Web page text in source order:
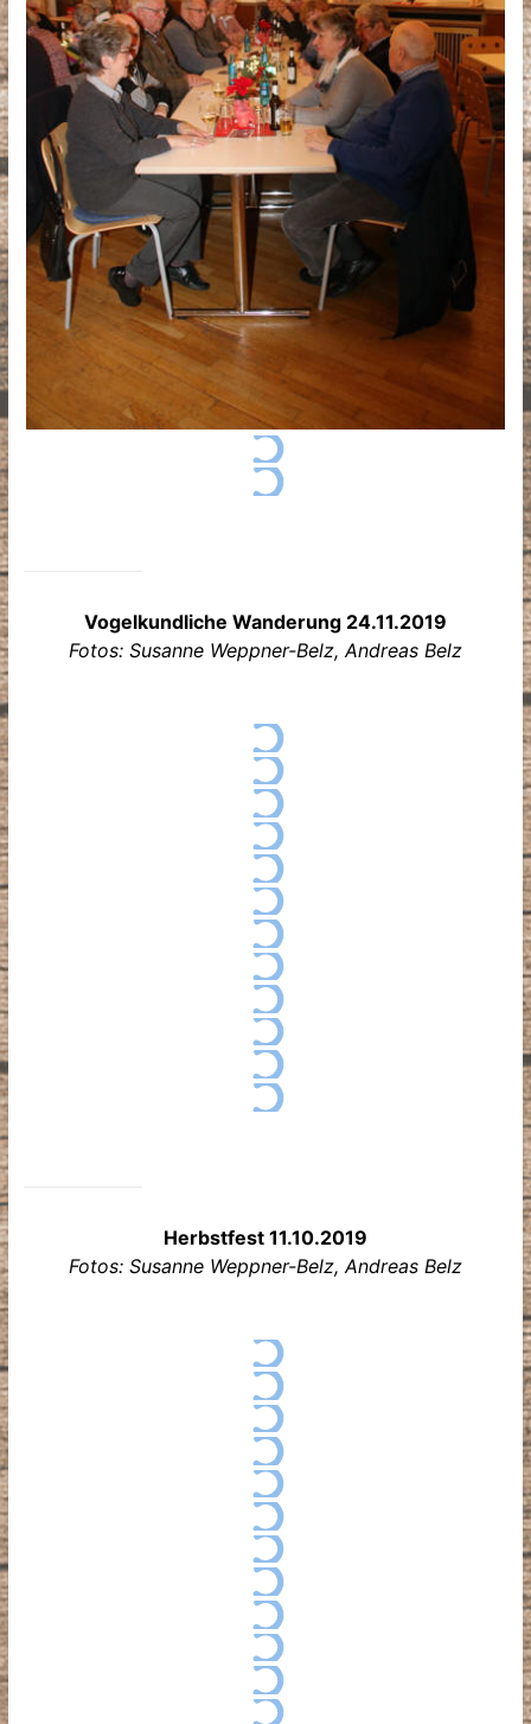
Vogelkundliche Wanderung 24.11.2019
Fotos: Susanne Weppner-Belz, Andreas Belz
Herbstfest 11.10.2019
Fotos: Susanne Weppner-Belz, Andreas Belz